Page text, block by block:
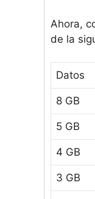
Ahora,
de la
Datos
8 GB
5 GB
4 GB
3 GB